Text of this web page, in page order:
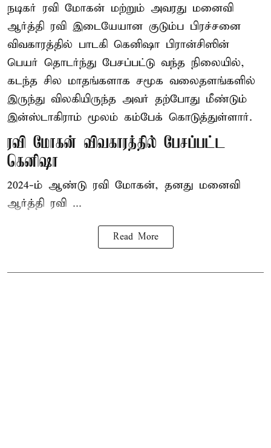
நடிகர் ரவி மோகன் மற்றும் அவரது மனைவி
ஆர்த்தி ரவி இடையேயான குடும்ப பிரச்சனை
விவகாரத்தில் பாடகி கெனிஷா பிரான்சிஸின்
பெயர் தொடர்ந்து பேசப்பட்டு வந்த நிலையில்,
கடந்த சில மாதங்களாக சமூக வலைதளங்களில்
இருந்து விலகியிருந்த அவர் தற்போது மீண்டும்
இன்ஸ்டாகிராம் மூலம் கம்பேக் கொடுத்துள்ளார்.
ரவி மோகன் விவகாரத்தில் பேசப்பட்ட
கெனிஷா
2024-ம் ஆண்டு ரவி மோகன், தனது மனைவி
ஆர்த்தி ரவி ...
Read More